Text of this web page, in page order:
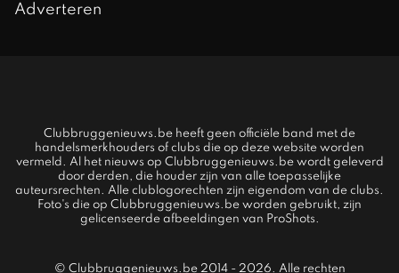
Adverteren
Clubbruggenieuws.be heeft geen officiële band met de
handelsmerkhouders of clubs die op deze website worden
vermeld. Al het nieuws op Clubbruggenieuws.be wordt geleverd
door derden, die houder zijn van alle toepasselijke
auteursrechten. Alle clublogorechten zijn eigendom van de clubs.
Foto's die op Clubbruggenieuws.be worden gebruikt, zijn
gelicenseerde afbeeldingen van ProShots.
© Clubbruggenieuws.be 2014 - 2026. Alle rechten